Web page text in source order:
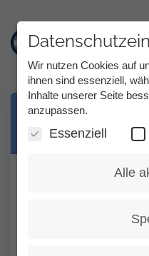
Direkt
Berufliches
Gebühren?
Die Tess-
er angerufen wird
Wir nutzen Cookies auf
ihnen sind essenziell,
Inhalte unserer Seite
anzupassen.
Essenziell
Alle